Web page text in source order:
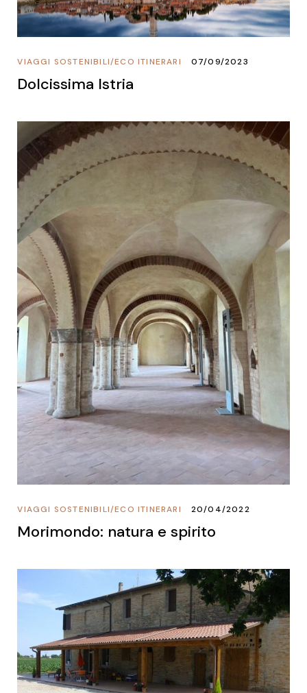
ECO ITINERARI
/
VIAGGI SOSTENIBILI 07/09/2023
Dolcissima Istria
ECO ITINERARI
/
VIAGGI SOSTENIBILI 20/04/2022
Morimondo: natura e spirito